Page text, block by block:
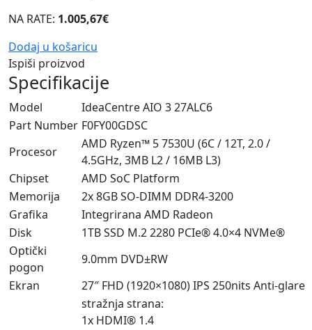
NA RATE: 1.005,67€
Dodaj u košaricu
Ispiši proizvod
Specifikacije
Model
IdeaCentre AIO 3 27ALC6
Part Number F0FY00GDSC
Procesor
AMD Ryzen™ 5 7530U (6C / 12T, 2.0 /
4.5GHz, 3MB L2 / 16MB L3)
Chipset
AMD SoC Platform
Memorija
2x 8GB SO-DIMM DDR4-3200
Grafika
Integrirana AMD Radeon
Disk
1TB SSD M.2 2280 PCIe® 4.0×4 NVMe®
Optički
pogon
9.0mm DVD±RW
Ekran
27″ FHD (1920×1080) IPS 250nits Anti-glare
stražnja strana:
1x HDMI® 1.4